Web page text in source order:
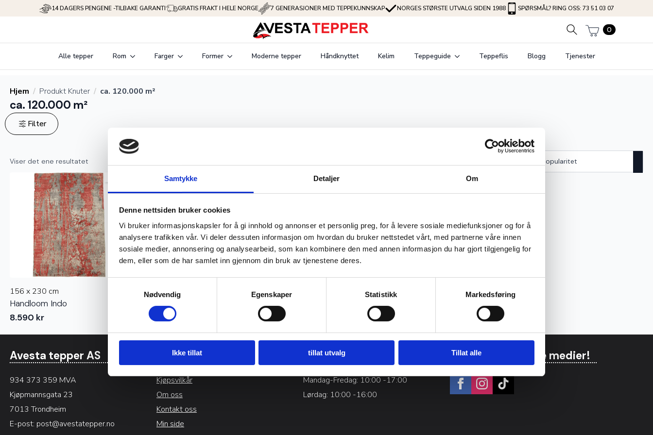
Samtykke Detaljer Om
Denne nettsiden bruker cookies
Vi bruker informasjonskapsler for å gi innhold og annonser et personlig preg, for å levere sosiale mediefunksjoner og for å
analysere trafikken vår. Vi deler dessuten informasjon om hvordan du bruker nettstedet vårt, med partnerne våre innen
sosiale medier, annonsering og analysearbeid, som kan kombinere den med annen informasjon du har gjort tilgjengelig for
dem, eller som de har samlet inn gjennom din bruk av tjenestene deres.
Nødvendig
Egenskaper Statistikk Markedsføring
Ikke tillat tillat utvalg Tillat alle
14 DAGERS PENGENE -TILBAKE GARANTI GRATIS FRAKT I HELE NORGE 7 GENERASJONER MED TEPPEKUNNSKAP NORGES STØRSTE UTVALG SIDEN 1988 SPØRSMÅL? RING OSS: 73 51 03 07
0
Alle tepper Rom Farger Former Moderne tepper Håndknyttet Kelim Teppeguide Teppeflis Blogg Tjenester
Hjem Produkt Knuter ca. 120.000 m²
ca. 120.000 m²
Filter
Viser det ene resultatet
156 x 230 cm
Handloom Indo
8.590 kr
Avesta tepper AS
934 373 359 MVA
Kjøpmannsgata 23
7013 Trondheim
E-post: post@avestatepper.no
Informasjon
Kjøpsvilkår
Om oss
Kontakt oss
Min side
Åpningstider
Mandag-Fredag: 10:00 -17:00
Lørdag: 10:00 -16:00
Følg oss på sosiale medier!